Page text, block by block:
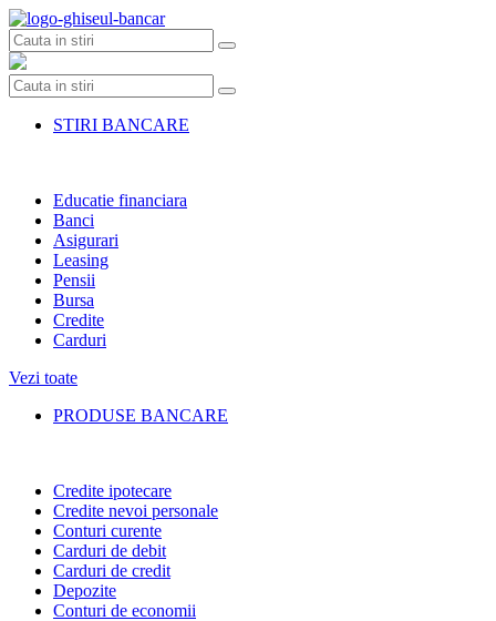
Skip
to
content
STIRI BANCARE
Educatie financiara
Banci
Asigurari
Leasing
Pensii
Bursa
Credite
Carduri
Vezi toate
PRODUSE BANCARE
Credite ipotecare
Credite nevoi personale
Conturi curente
Carduri de debit
Carduri de credit
Depozite
Conturi de economii